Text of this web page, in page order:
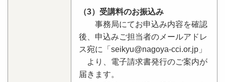
（3）受講料のお振込み
事務局にてお申込み内容を確認
後、申込みご担当者のメールアドレ
ス宛に「seikyu@nagoya-cci.or.jp」
より、電子請求書発行のご案内が
届きます。